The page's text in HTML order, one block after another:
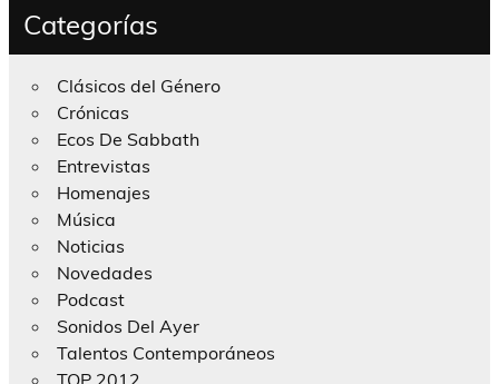
Categorías
Clásicos del Género
Crónicas
Ecos De Sabbath
Entrevistas
Homenajes
Música
Noticias
Novedades
Podcast
Sonidos Del Ayer
Talentos Contemporáneos
TOP 2012